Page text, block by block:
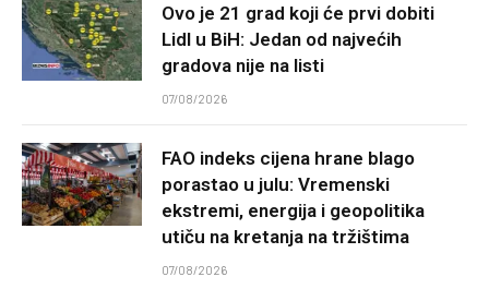
Ovo je 21 grad koji će prvi dobiti
Lidl u BiH: Jedan od najvećih
gradova nije na listi
07/08/2026
FAO indeks cijena hrane blago
porastao u julu: Vremenski
ekstremi, energija i geopolitika
utiču na kretanja na tržištima
07/08/2026